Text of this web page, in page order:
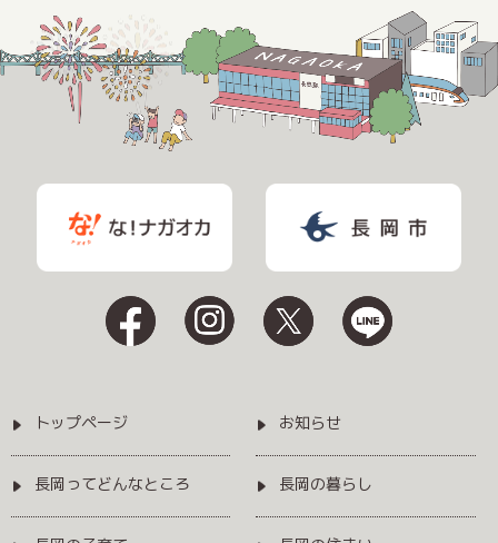
トップページ
長岡ってどんなところ
お知らせ
長岡の暮らし